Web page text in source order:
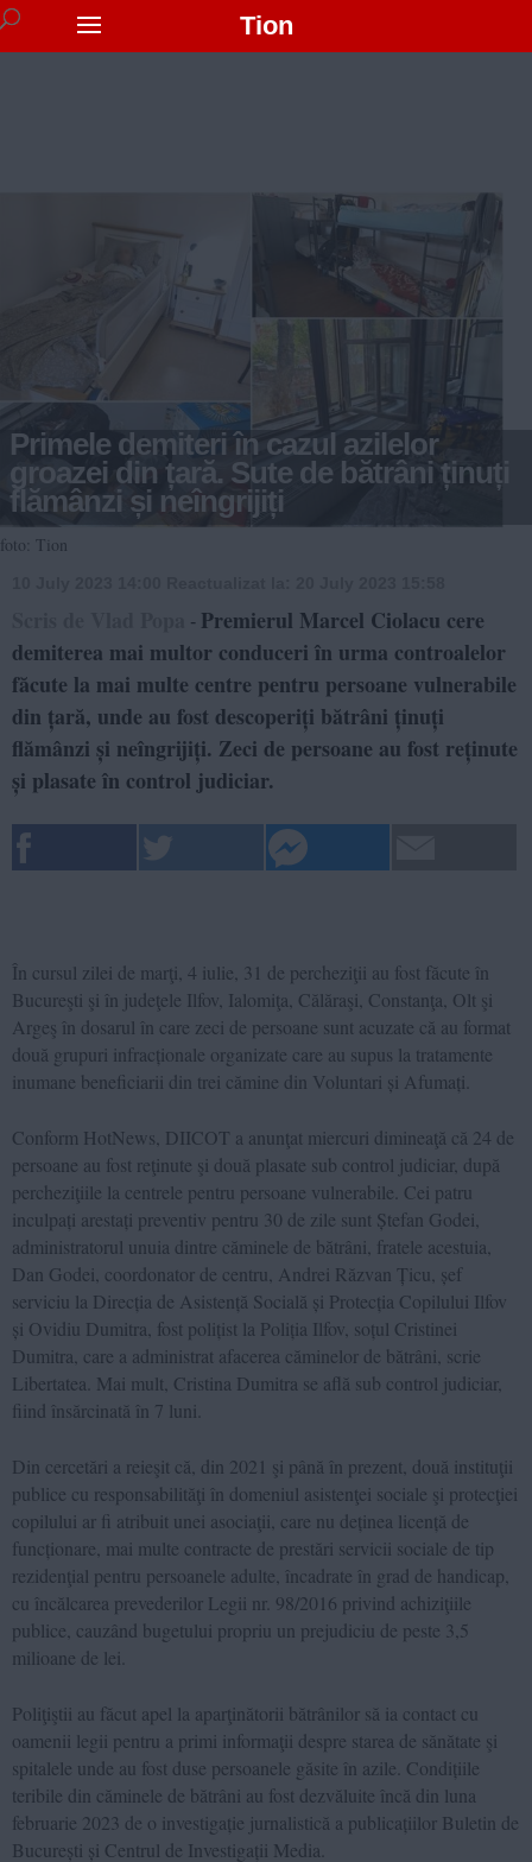
Tion
Primele demiteri în cazul azilelor
groazei din țară. Sute de bătrâni ținuți
flămânzi și neîngrijiți
foto: Tion
- Premierul Marcel Ciolacu cere
demiterea mai multor conduceri în urma controalelor
făcute la mai multe centre pentru persoane vulnerabile
din țară, unde au fost descoperiți bătrâni ținuți
flămânzi și neîngrijiți. Zeci de persoane au fost reținute
și plasate în control judiciar.
În cursul zilei de marţi, 4 iulie, 31 de percheziţii au fost făcute în
Bucureşti şi în judeţele Ilfov, Ialomiţa, Călăraşi, Constanţa, Olt şi
Argeş în dosarul în care zeci de persoane sunt acuzate că au format
două grupuri infracționale organizate care au supus la tratamente
inumane beneficiarii din trei cămine din Voluntari și Afumați.
Conform HotNews, DIICOT a anunţat miercuri dimineaţă că 24 de
persoane au fost reţinute şi două plasate sub control judiciar, după
percheziţiile la centrele pentru persoane vulnerabile. Cei patru
inculpați arestați preventiv pentru 30 de zile sunt Ștefan Godei,
administratorul unuia dintre căminele de bătrâni, fratele acestuia,
Dan Godei, coordonator de centru, Andrei Răzvan Țicu, șef
serviciu la Direcția de Asistență Socială și Protecția Copilului Ilfov
și Ovidiu Dumitra, fost polițist la Poliția Ilfov, soțul Cristinei
Dumitra, care a administrat afacerea căminelor de bătrâni, scrie
Libertatea. Mai mult, Cristina Dumitra se află sub control judiciar,
fiind însărcinată în 7 luni.
Din cercetări a reieşit că, din 2021 şi până în prezent, două instituţii
publice cu responsabilităţi în domeniul asistenţei sociale şi protecţiei
copilului ar fi atribuit unei asociaţii, care nu deținea licență de
funcționare, mai multe contracte de prestări servicii sociale de tip
rezidenţial pentru persoanele adulte, încadrate în grad de handicap,
cu încălcarea prevederilor Legii nr. 98/2016 privind achiziţiile
publice, cauzând bugetului propriu un prejudiciu de peste 3,5
milioane de lei.
Poliţiştii au făcut apel la aparţinătorii bătrânilor să ia contact cu
oamenii legii pentru a primi informaţii despre starea de sănătate şi
spitalele unde au fost duse persoanele găsite în azile. Condițiile
teribile din căminele de bătrâni au fost dezvăluite încă din luna
februarie 2023 de o investigație jurnalistică a publicațiilor Buletin de
București și Centrul de Investigații Media.